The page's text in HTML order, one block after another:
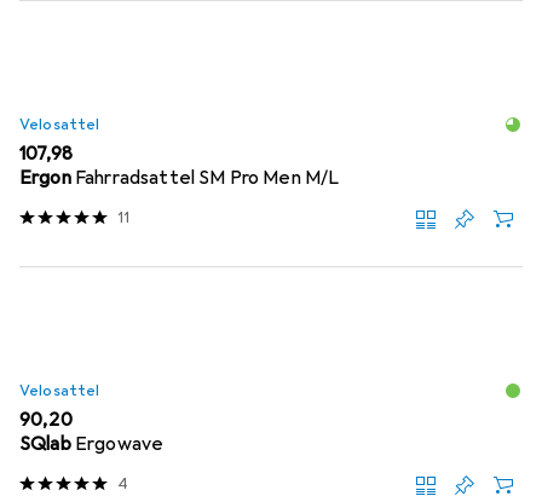
Velosattel
EUR
107,98
Ergon Fahrradsattel SM Pro Men M/L
11
Velosattel
EUR
90,20
SQlab Ergowave
4